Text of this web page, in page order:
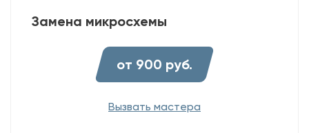
Замена микросхемы
от 900 руб.
Вызвать мастера